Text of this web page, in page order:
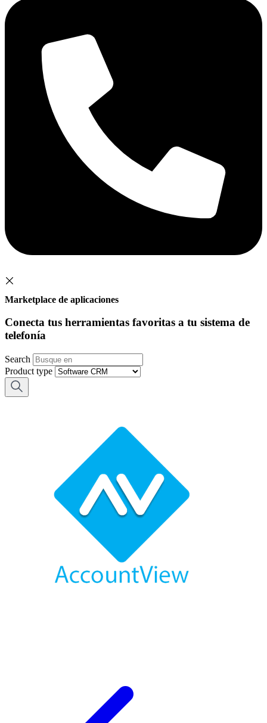
Marketplace de aplicaciones
Conecta tus herramientas favoritas a tu sistema de
telefonía
Search
Product type